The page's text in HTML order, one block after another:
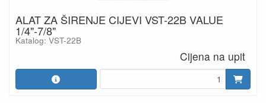
ALAT ZA ŠIRENJE CIJEVI VST-22B VALUE
1/4"-7/8"
Katalog: VST-22B
Cijena na upit